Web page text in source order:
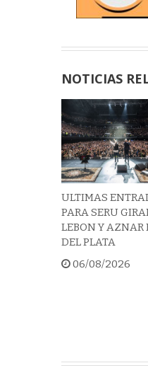
NOTICIAS
ULTIMAS
PARA SERU
LEBON Y AZNAR
DEL PLATA
06/08/2026